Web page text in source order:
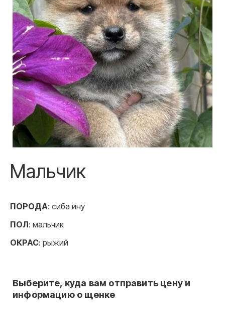
Мальчик
ПОРОДА: сиба ину
ПОЛ: мальчик
ОКРАС: рыжий
Выберите, куда вам отправить цену и
информацию о щенке